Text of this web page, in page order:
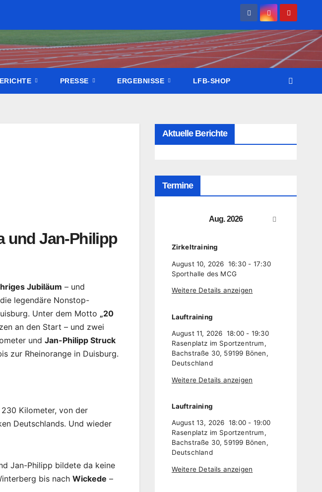
PRESSE ERGEBNISSE LFB-SHOP
und Jan-Philipp
Jubiläum – und
legendäre Nonstop-
Unter dem Motto „20
an den Start – und zwei
und Jan-Philipp Struck
zur Rheinorange in Duisburg.
Kilometer, von der
Deutschlands. Und wieder
Jan-Philipp bildete da keine
bis nach Wickede –
Aktuelle Berichte
Termine
Aug. 2026
Zirkeltraining
August 10, 2026 16:30- 17:30
Sporthalle des MCG
Weitere Details anzeigen
Lauftraining
August 11, 2026 18:00- 19:30
Rasenplatz im Sportzentrum,
Bachstraße 30, 59199 Bönen,
Deutschland
Weitere Details anzeigen
Lauftraining
August 13, 2026 18:00- 19:00
Rasenplatz im Sportzentrum,
Bachstraße 30, 59199 Bönen,
Deutschland
Weitere Details anzeigen